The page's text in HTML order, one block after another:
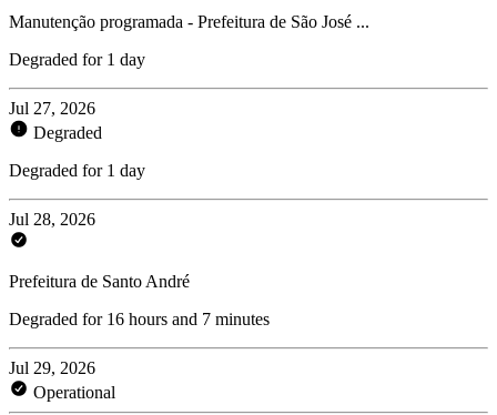
Manutenção programada - Prefeitura de São José ...
Degraded for 1 day
Jul 27, 2026
Degraded
Degraded for 1 day
Jul 28, 2026
Prefeitura de Santo André
Degraded for 16 hours and 7 minutes
Jul 29, 2026
Operational